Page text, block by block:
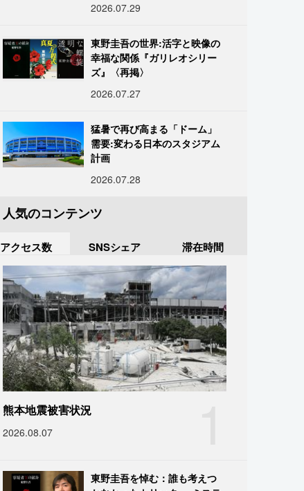
2026.07.29
東野圭吾の世界:活字と映像の
幸福な関係『ガリレオシリー
ズ』〈再掲〉
2026.07.27
猛暑で再び高まる「ドーム」
需要:変わる日本のスタジアム
計画
2026.07.28
人気のコンテンツ
アクセス数 SNSシェア 滞在時間
熊本地震被害状況
2026.08.07
東野圭吾を悼む：誰も考えつ